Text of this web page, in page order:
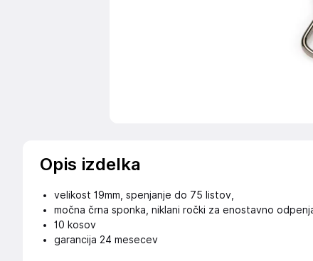
Opis izdelka
velikost 19mm, spenjanje do 75 listov,
močna črna sponka, niklani ročki za enostavno
10 kosov
garancija 24 mesecev